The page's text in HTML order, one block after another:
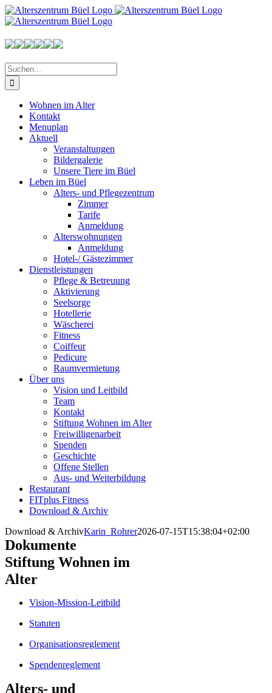
Zum
Inhalt
Suche
nach:
Wohnen im Alter
Kontakt
Menuplan
Aktuell
Veranstaltungen
Bildergalerie
Unsere Tiere im Büel
Leben im Büel
Alters- und Pflegezentrum
Zimmer
Tarife
Anmeldung
Alterswohnungen
Anmeldung
Hotel-/ Gästezimmer
Dienstleistungen
Pflege & Betreuung
Aktivierung
Seelsorge
Hotellerie
Wäscherei
Fitness
Coiffeur
Pedicure
Raumvermietung
Über uns
Vision und Leitbild
Team
Kontakt
Stiftung Wohnen im Alter
Freiwilligenarbeit
Spenden
Geschichte
Offene Stellen
Aus- und Weiterbildung
Restaurant
FITplus Fitness
Download & Archiv
Download & ArchivKarin_Rohrer2026-07-15T15:38:04+02:00
Dokumente
Stiftung Wohnen im
Alter
Vision-Mission-Leitbild
Statuten
Organisationsreglement
Spendenreglement
Alters- und